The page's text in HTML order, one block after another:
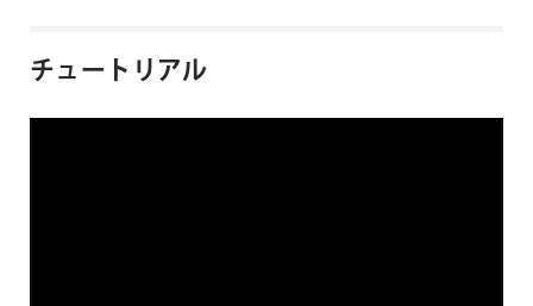
チュートリアル